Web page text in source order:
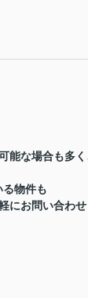
能な場合も多く
物件も
にお問い合わせ